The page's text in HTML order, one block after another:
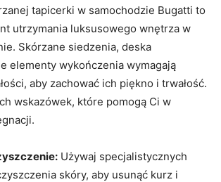
tapicerki w samochodzie Bugatti to
utrzymania luksusowego wnętrza w
Skórzane siedzenia, deska
elementy wykończenia wymagają
aby zachować ich piękno i trwałość.
wskazówek, które pomogą Ci w
Używaj specjalistycznych
skóry, aby usunąć kurz i